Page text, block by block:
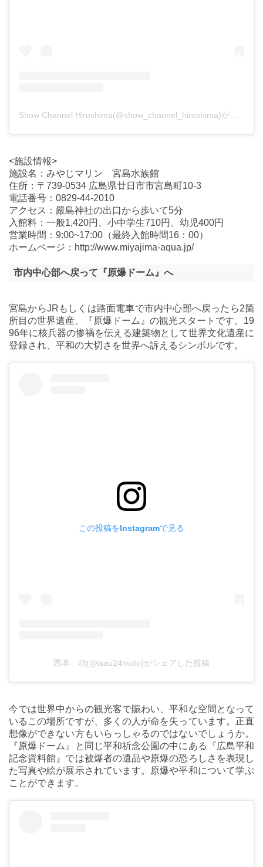
<施設情報>
施設名：みやじマリン 宮島水族館
住所：〒739-0534 広島県廿日市市宮島町10-3
電話番号：0829-44-2010
アクセス：嚴島神社の出口から歩いて5分
入館料：一般1,420円、小中学生710円、幼児400円
営業時間：9:00~17:00（最終入館時間16：00）
ホームページ：http://www.miyajima-aqua.jp/
市内中心部へ戻って『原爆ドーム』へ
宮島からJRもしくは路面電車で市内中心部へ戻ったら2箇
所目の世界遺産、『原爆ドーム』の観光スタートです。19
96年に核兵器の惨禍を伝える建築物として世界文化遺産に
登録され、平和の大切さを世界へ訴えるシンボルです。
この投稿をInstagramで見る
西本 功(@isao24moto)がシェアした投稿
今では世界中からの観光客で賑わい、平和な空間となって
いるこの場所ですが、多くの人が命を失っています。正直
想像ができない方もいらっしゃるのではないでしょうか。
『原爆ドーム』と同じ平和祈念公園の中にある『広島平和
記念資料館』では被爆者の遺品や原爆の恐ろしさを表現し
た写真や絵が展示されています。原爆や平和について学ぶ
ことができます。